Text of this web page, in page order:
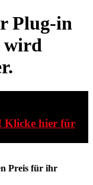
Plug-in
wird
Klicke hier für
Preis für ihr